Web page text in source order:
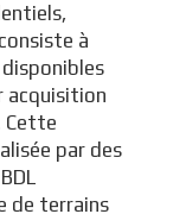
à
acquisition
Cette
par des
de terrains